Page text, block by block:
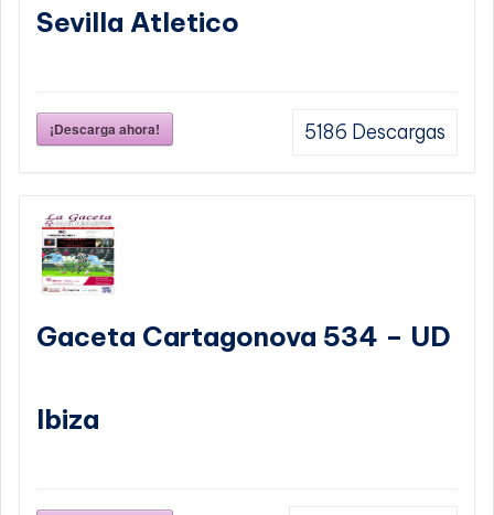
Sevilla Atletico
¡Descarga ahora! 5186 Descargas
Gaceta Cartagonova 534 – UD
Ibiza